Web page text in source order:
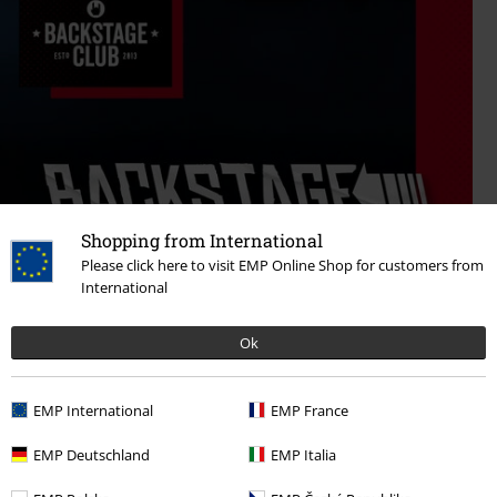
Shopping from International
Please click here to visit EMP Online Shop for customers from
International
Ok
EMP International EMP France
EMP Deutschland EMP Italia